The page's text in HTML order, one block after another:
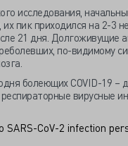
исследования,
пик приходился на 2-3
21 дня. Долгоживущие
по-видимому
болеющих COVID-19 –
вирусные
SARS-CoV-2 infection